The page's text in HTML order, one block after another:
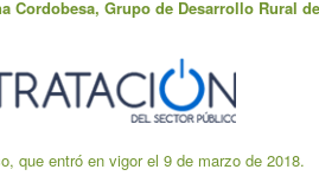
Grupo de Desarrollo Rural
que entró en vigor el 9 de marzo de 2018.